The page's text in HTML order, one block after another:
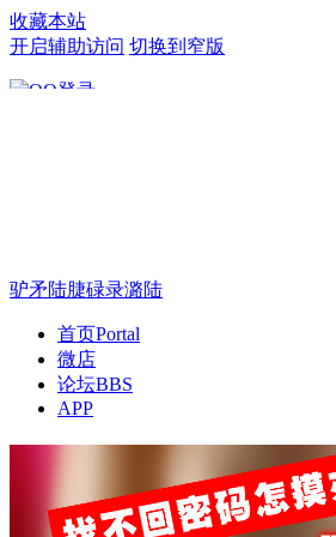
收藏本站
开启辅助访问 切换到窄版
驴矛陆脻碌录潞陆
首页Portal
微店
论坛BBS
APP